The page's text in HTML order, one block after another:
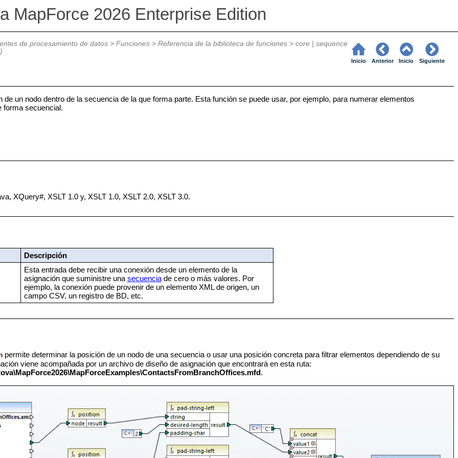
MapForce 2026 Enterprise Edition
de procesamiento de datos> Funciones> Referencia de la biblioteca de funciones> core | sequence
Inicio Anterior Inicio Siguiente
de un nodo dentro de la secuencia de la que forma parte. Esta función se puede usar, por ejemplo, para numerar elementos
forma secuencial.
XQuery#, XSLT 1.0 y, XSLT 1.0, XSLT 2.0, XSLT 3.0.
Descripción
Esta entrada debe recibir una conexión desde un elemento de la
asignación que suministre una secuenciade cero o más valores. Por
ejemplo, la conexión puede provenir de un elemento XML de origen, un
campo CSV, un registro de BD, etc.
permite determinar la posición de un nodo de una secuencia o usar una posición concreta para filtrar elementos dependiendo de su
viene acompañada por un archivo de diseño de asignación que encontrará en esta ruta:
ContactsFromBranchOffices.mfd.